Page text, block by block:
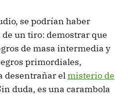
se podrían haber
de un tiro: demostrar que
de masa intermedia y
primordiales,
desentrañar elmisterio de
duda, es una carambola